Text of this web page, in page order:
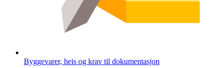
Byggevarer, heis og krav til dokumentasjon